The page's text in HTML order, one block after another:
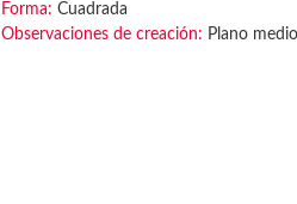
Forma: Cuadrada
Observaciones de creación: Plano